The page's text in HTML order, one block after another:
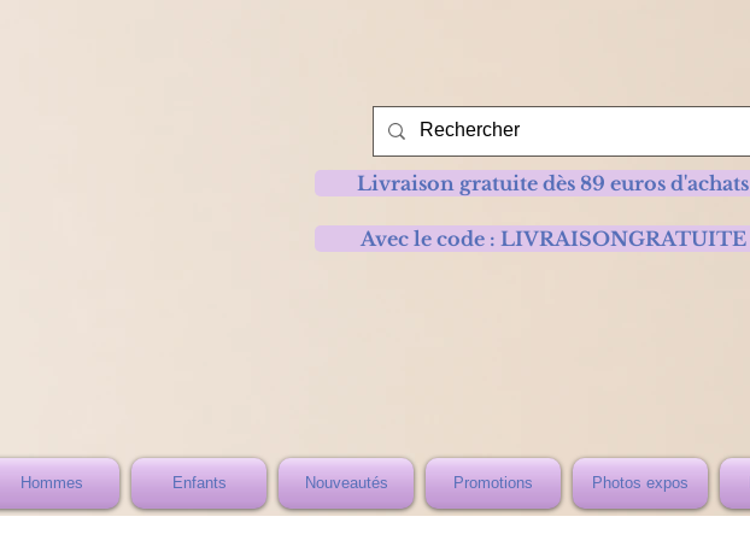
Livraison gratuite dès 89 euros d'achats
Avec le code : LIVRAISONGRATUITE
Hommes Enfants Nouveautés Promotions Photos expos